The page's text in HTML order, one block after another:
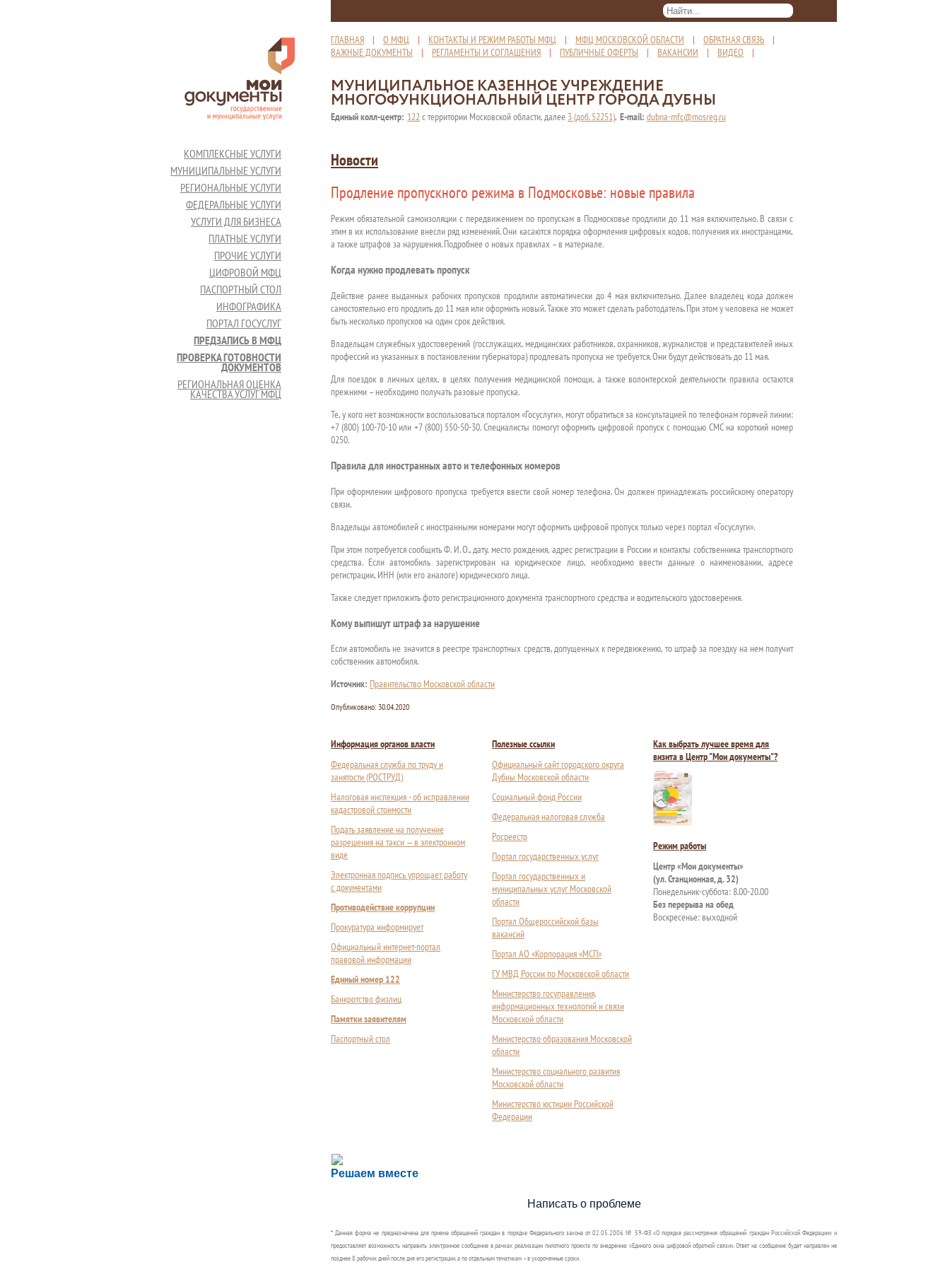
ГЛАВНАЯ | О МФЦ | КОНТАКТЫ И РЕЖИМ РАБОТЫ МФЦ | МФЦ МОСКОВСКОЙ ОБЛАСТИ | ОБРАТНАЯ СВЯЗЬ |
ВАЖНЫЕ ДОКУМЕНТЫ | РЕГЛАМЕНТЫ И СОГЛАШЕНИЯ | ПУБЛИЧНЫЕ ОФЕРТЫ | ВАКАНСИИ | ВИДЕО |
МУНИЦИПАЛЬНОЕ КАЗЕННОЕ УЧРЕЖДЕНИЕ
МНОГОФУНКЦИОНАЛЬНЫЙ ЦЕНТР ГОРОДА ДУБНЫ
Единый колл-центр: 122с территории Московской области, далее 3 (доб. 52251), E-mail: dubna-mfc@mosreg.ru
КОМПЛЕКСНЫЕ УСЛУГИ
МУНИЦИПАЛЬНЫЕ УСЛУГИ
РЕГИОНАЛЬНЫЕ УСЛУГИ
ФЕДЕРАЛЬНЫЕ УСЛУГИ
УСЛУГИ ДЛЯ БИЗНЕСА
ПЛАТНЫЕ УСЛУГИ
ПРОЧИЕ УСЛУГИ
ЦИФРОВОЙ МФЦ
ПАСПОРТНЫЙ СТОЛ
ИНФОГРАФИКА
ПОРТАЛ ГОСУСЛУГ
ПРЕДЗАПИСЬ В МФЦ
ПРОВЕРКА ГОТОВНОСТИ
ДОКУМЕНТОВ
РЕГИОНАЛЬНАЯ ОЦЕНКА
КАЧЕСТВА УСЛУГ МФЦ
Новости
Продление пропускного режима в Подмосковье: новые правила
Режим обязательной самоизоляции с передвижением по пропускам в Подмосковье продлили до 11 мая включительно. В связи с
этим в их использование внесли ряд изменений. Они касаются порядка оформления цифровых кодов, получения их иностранцами,
а также штрафов за нарушения. Подробнее о новых правилах – в материале.
Когда нужно продлевать пропуск
Действие ранее выданных рабочих пропусков продлили автоматически до 4 мая включительно. Далее владелец кода должен
самостоятельно его продлить до 11 мая или оформить новый. Также это может сделать работодатель. При этом у человека не может
быть несколько пропусков на один срок действия.
Владельцам служебных удостоверений (госслужащих, медицинских работников, охранников, журналистов и представителей иных
профессий из указанных в постановлении губернатора) продлевать пропуска не требуется. Они будут действовать до 11 мая.
Для поездок в личных целях, в целях получения медицинской помощи, а также волонтерской деятельности правила остаются
прежними – необходимо получать разовые пропуска.
Те, у кого нет возможности воспользоваться порталом «Госуслуги», могут обратиться за консультацией по телефонам горячей линии:
+7 (800) 100-70-10 или +7 (800) 550-50-30. Специалисты помогут оформить цифровой пропуск с помощью СМС на короткий номер
0250.
Правила для иностранных авто и телефонных номеров
При оформлении цифрового пропуска требуется ввести свой номер телефона. Он должен принадлежать российскому оператору
связи.
Владельцы автомобилей с иностранными номерами могут оформить цифровой пропуск только через портал «Госуслуги».
При этом потребуется сообщить Ф. И. О., дату, место рождения, адрес регистрации в России и контакты собственника транспортного
средства. Если автомобиль зарегистрирован на юридическое лицо, необходимо ввести данные о наименовании, адресе
регистрации, ИНН (или его аналоге) юридического лица.
Также следует приложить фото регистрационного документа транспортного средства и водительского удостоверения.
Кому выпишут штраф за нарушение
Если автомобиль не значится в реестре транспортных средств, допущенных к передвижению, то штраф за поездку на нем получит
собственник автомобиля.
Источник: Правительство Московской области
Опубликовано: 30.04.2020
Информация органов власти
Федеральная служба по труду и
занятости (РОСТРУД)
Налоговая инспекция - об исправлении
кадастровой стоимости
Подать заявление на получение
разрешения на такси — в электронном
виде
Электронная подпись упрощает работу
с документами
Противодействие коррупции
Прокуратура информирует
Официальный интернет-портал
правовой информации
Единый номер 122
Банкротство физлиц
Памятки заявителям
Паспортный стол
Полезные ссылки
Официальный сайт городского округа
Дубны Московской области
Социальный фонд России
Федеральная налоговая служба
Росреестр
Портал государственных услуг
Портал государственных и
муниципальных услуг Московской
области
Портал Общероссийской базы
вакансий
Портал АО «Корпорация «МСП»
ГУ МВД России по Московской области
Министерство госуправления,
информационных технологий и связи
Московской области
Министерство образования Московской
области
Министерство социального развития
Московской области
Министерство юстиции Российской
Федерации
Как выбрать лучшее время для
визита в Центр "Мои документы"?
Режим работы
Центр «Мои документы»
(ул. Станционная, д. 32)
Понедельник-суббота: 8.00-20.00
Без перерыва на обед
Воскресенье: выходной
Решаем вместе
Сложности с получением социальной выплаты или пособия?
Сообщите об этом
Написать о проблеме
* Данная форма не предназначена для приема обращений граждан в порядке Федерального закона от 02.05.2006 № 59-ФЗ «О порядке рассмотрения обращений граждан Российской Федерации» и
предоставляет возможность направить электронное сообщение в рамках реализации пилотного проекта по внедрению «Единого окна цифровой обратной связи». Ответ на сообщение будет направлен не
позднее 8 рабочих дней после дня его регистрации, а по отдельным тематикам – в укороченные сроки.